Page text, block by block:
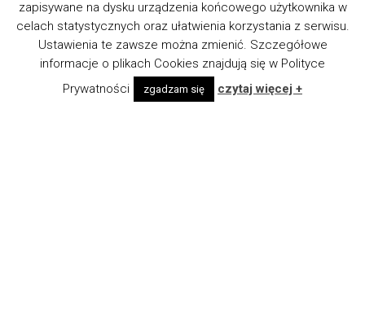
zapisywane na dysku urządzenia końcowego użytkownika w
celach statystycznych oraz ułatwienia korzystania z serwisu.
Ustawienia te zawsze można zmienić. Szczegółowe
informacje o plikach Cookies znajdują się w Polityce
Prywatności
zgadzam się czytaj więcej +